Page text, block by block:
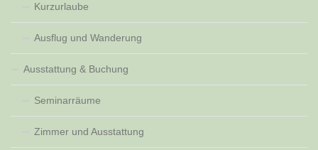
Kurzurlaube
Ausflug und Wanderung
Ausstattung & Buchung
Seminarräume
Zimmer und Ausstattung